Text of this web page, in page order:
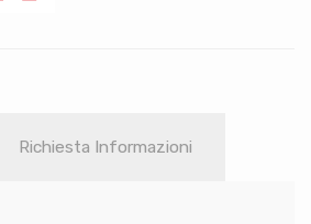
Richiesta Informazioni